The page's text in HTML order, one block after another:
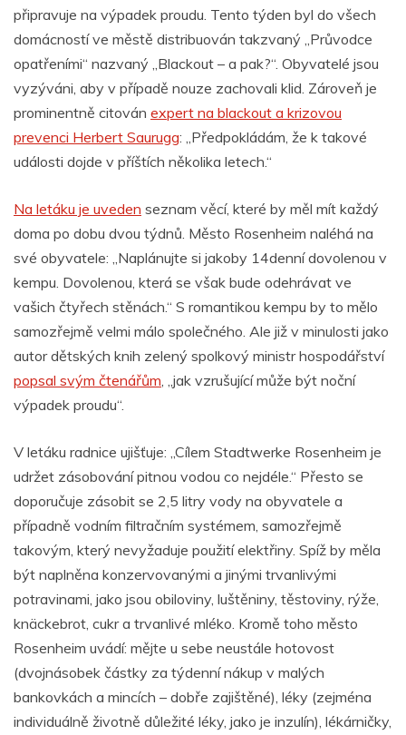
připravuje na výpadek proudu. Tento týden byl do všech
domácností ve městě distribuován takzvaný „Průvodce
opatřeními“ nazvaný „Blackout – a pak?“. Obyvatelé jsou
vyzýváni, aby v případě nouze zachovali klid. Zároveň je
prominentně citován expert na blackout a krizovou
prevenci Herbert Saurugg: „Předpokládám, že k takové
události dojde v příštích několika letech.“
Na letáku je uveden seznam věcí, které by měl mít každý
doma po dobu dvou týdnů. Město Rosenheim naléhá na
své obyvatele: „Naplánujte si jakoby 14denní dovolenou v
kempu. Dovolenou, která se však bude odehrávat ve
vašich čtyřech stěnách.“ S romantikou kempu by to mělo
samozřejmě velmi málo společného. Ale již v minulosti jako
autor dětských knih zelený spolkový ministr hospodářství
popsal svým čtenářům , „jak vzrušující může být noční
výpadek proudu“.
V letáku radnice ujišťuje: „Cílem Stadtwerke Rosenheim je
udržet zásobování pitnou vodou co nejdéle.“ Přesto se
doporučuje zásobit se 2,5 litry vody na obyvatele a
případně vodním filtračním systémem, samozřejmě
takovým, který nevyžaduje použití elektřiny. Spíž by měla
být naplněna konzervovanými a jinými trvanlivými
potravinami, jako jsou obiloviny, luštěniny, těstoviny, rýže,
knäckebrot, cukr a trvanlivé mléko. Kromě toho město
Rosenheim uvádí: mějte u sebe neustále hotovost
(dvojnásobek částky za týdenní nákup v malých
bankovkách a mincích – dobře zajištěné), léky (zejména
individuálně životně důležité léky, jako je inzulín), lékárničky,